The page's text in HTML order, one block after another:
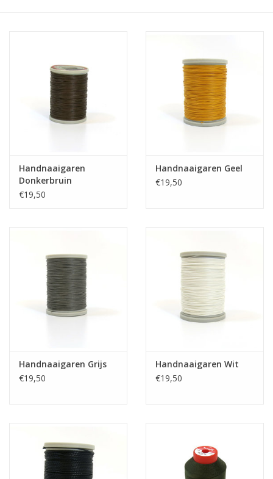
Handnaaigaren
Donkerbruin
€19,50
Handnaaigaren Geel
€19,50
Handnaaigaren Grijs
€19,50
Handnaaigaren Wit
€19,50